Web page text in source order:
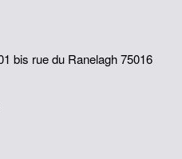
bis rue du Ranelagh75016